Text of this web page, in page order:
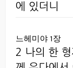
에 있더니
느헤미야 1장
2 나의 한